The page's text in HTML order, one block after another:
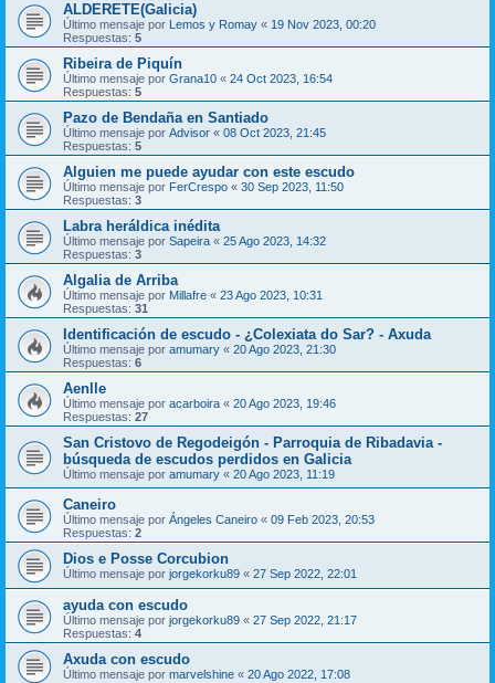
ALDERETE(Galicia)
Último mensaje por Lemos y Romay « 19 Nov 2023, 00:20
Respuestas: 5
Ribeira de Piquín
Último mensaje por Grana10 « 24 Oct 2023, 16:54
Respuestas: 5
Pazo de Bendaña en Santiado
Último mensaje por Advisor « 08 Oct 2023, 21:45
Respuestas: 5
Alguien me puede ayudar con este escudo
Último mensaje por FerCrespo « 30 Sep 2023, 11:50
Respuestas: 3
Labra heráldica inédita
Último mensaje por Sapeira « 25 Ago 2023, 14:32
Respuestas: 3
Algalia de Arriba
Último mensaje por Millafre « 23 Ago 2023, 10:31
Respuestas: 31
Identificación de escudo - ¿Colexiata do Sar? - Axuda
Último mensaje por amumary « 20 Ago 2023, 21:30
Respuestas: 6
Aenlle
Último mensaje por acarboira « 20 Ago 2023, 19:46
Respuestas: 27
San Cristovo de Regodeigón - Parroquia de Ribadavia -
búsqueda de escudos perdidos en Galicia
Último mensaje por amumary « 20 Ago 2023, 11:19
Caneiro
Último mensaje por Ángeles Caneiro « 09 Feb 2023, 20:53
Respuestas: 2
Dios e Posse Corcubion
Último mensaje por jorgekorku89 « 27 Sep 2022, 22:01
ayuda con escudo
Último mensaje por jorgekorku89 « 27 Sep 2022, 21:17
Respuestas: 4
Axuda con escudo
Último mensaje por marvelshine « 20 Ago 2022, 17:08